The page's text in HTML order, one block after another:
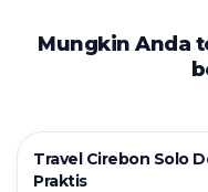
Mungkin Anda
Travel Cirebon Solo
Praktis